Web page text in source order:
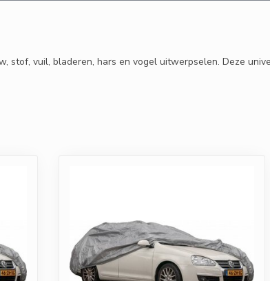
vuil, bladeren, hars en vogel uitwerpselen. Deze